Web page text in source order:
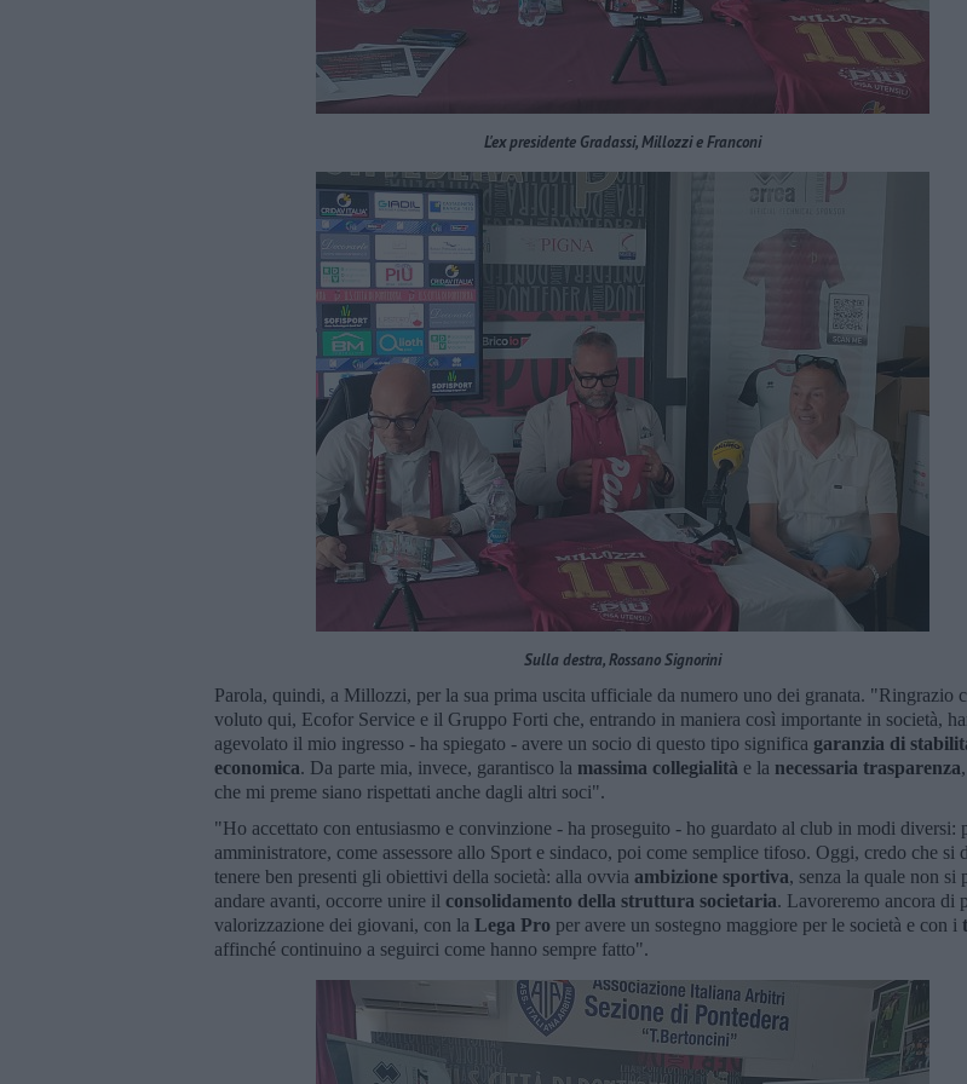
L'ex presidente Gradassi, Millozzi e Franconi
Sulla destra, Rossano Signorini
Parola, quindi, a Millozzi, per la sua prima uscita ufficiale da numero uno dei granata. "Ringrazio
voluto qui, Ecofor Service e il Gruppo Forti che, entrando in maniera così importante in società,
agevolato il mio ingresso - ha spiegato - avere un socio di questo tipo significa garanzia di
economica. Da parte mia, invece, garantisco la massima collegialità e la necessaria trasparenza
che mi preme siano rispettati anche dagli altri soci".
"Ho accettato con entusiasmo e convinzione - ha proseguito - ho guardato al club in modi diversi:
amministratore, come assessore allo Sport e sindaco, poi come semplice tifoso. Oggi, credo che si
tenere ben presenti gli obiettivi della società: alla ovvia ambizione sportiva, senza la quale non si
andare avanti, occorre unire il consolidamento della struttura societaria. Lavoreremo ancora di
valorizzazione dei giovani, con la Lega Pro per avere un sostegno maggiore per le società e con i
affinché continuino a seguirci come hanno sempre fatto".